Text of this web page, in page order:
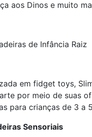
aos Dinos e muito
de Infância Raiz
em fidget toys,
por meio de suas
para crianças de 3 a
Sensoriais